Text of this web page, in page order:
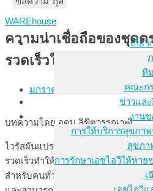
WAREhouse
เกี่ยว
ที
คณะก
ข่าวแล
งานข
การให้บริการสุขภา
สุขภา
การรักษาเอชไอวีให้หาย
เ
ความน่าเชื่อถือของชุดต
รวดเร็วในช่วงต้นของกา
มกราคม 19, 2022
บทความโดย อุดม ลิขิตวรรณวุฒิ
ไวรัสผันแปรโอมะครอน (Omicron
รวดเร็วทำให้การตรวจการติดเชื้อที่แ
สำหรับคนทั่วไปมีความสำคัญมาก ชุดต